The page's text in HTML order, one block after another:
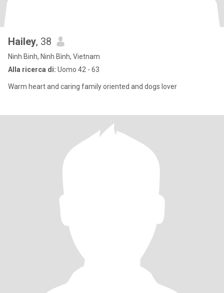
Hailey, 38
Ninh Binh, Ninh Bình, Vietnam
Alla ricerca di: Uomo 42 - 63
Warm heart and caring family oriented and dogs lover